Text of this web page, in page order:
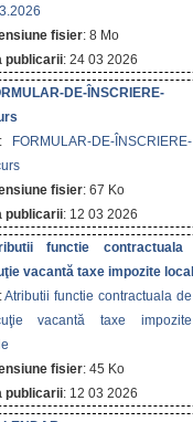
fisier: 8 Mo
publicarii: 24 03 2026
FORMULAR-DE-ÎNSCRIERE-
fisier: 67 Ko
publicarii: 12 03 2026
Atributii functie contractuala de
vacantă taxe impozite
fisier: 45 Ko
publicarii: 12 03 2026